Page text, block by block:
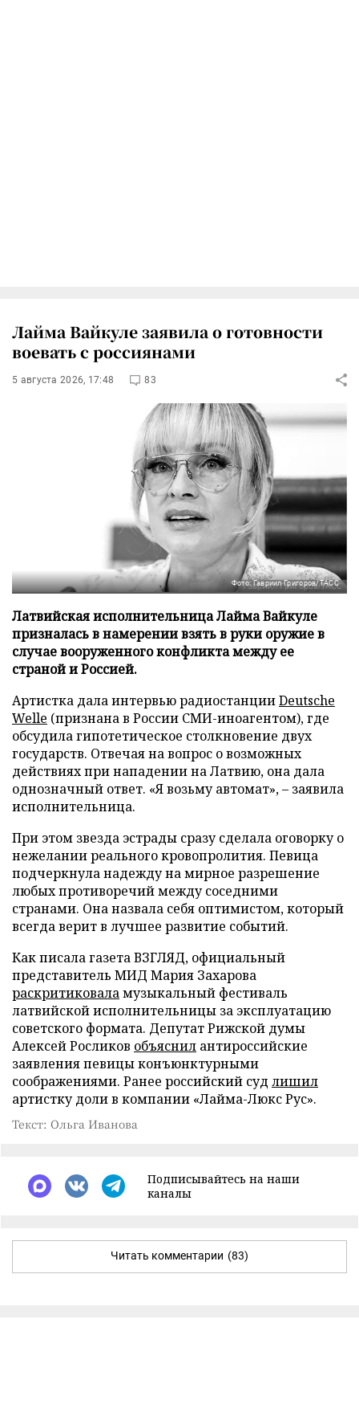
Лайма Вайкуле заявила о готовности
воевать с россиянами
5 августа 2026, 17:48 83
Фото: Гавриил Григоров/ТАСС
Латвийская исполнительница Лайма Вайкуле
призналась в намерении взять в руки оружие в
случае вооруженного конфликта между ее
страной и Россией.
Артистка дала интервью радиостанцииDeutsche
Welle (признана в России СМИ-иноагентом), где
обсудила гипотетическое столкновение двух
государств. Отвечая на вопрос о возможных
действиях при нападении на Латвию, она дала
однозначный ответ. «Я возьму автомат», – заявила
исполнительница.
При этом звезда эстрады сразу сделала оговорку о
нежелании реального кровопролития. Певица
подчеркнула надежду на мирное разрешение
любых противоречий между соседними
странами. Она назвала себя оптимистом, который
всегда верит в лучшее развитие событий.
Как писала газета ВЗГЛЯД, официальный
представитель МИД Мария Захарова
раскритиковаламузыкальный фестиваль
латвийской исполнительницы за эксплуатацию
советского формата. Депутат Рижской думы
Алексей Росликов объяснил антироссийские
заявления певицы конъюнктурными
соображениями. Ранее российский суд лишил
артистку доли в компании «Лайма-Люкс Рус».
Текст: Ольга Иванова
Подписывайтесь на наши
каналы
Читать комментарии (83)